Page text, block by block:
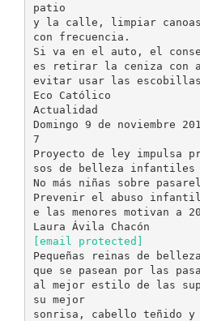
patio
y la calle, limpiar
con frecuencia.
Si va en el auto, el
es retirar la ceniza con
evitar usar las
Eco Católico
Actualidad
Domingo 9 de noviembre
7
Proyecto de ley impulsa
sos de belleza infantiles
No más niñas sobre
Prevenir el abuso
e las menores motivan a
[email protected]
Pequeñas reinas de belleza
que se pasean por las
al mejor estilo de las
su mejor
sonrisa, cabello teñido y